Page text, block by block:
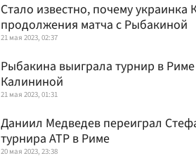
Стало известно, почему украинка
продолжения матча с Рыбакиной
21 мая 2023, 02:37
Рыбакина выиграла турнир в
Калининой
21 мая 2023, 01:31
Даниил Медведев переиграл
турнира АТР в Риме
20 мая 2023, 23:38